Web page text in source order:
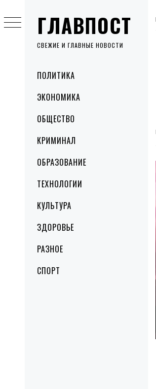
ГЛАВПОСТ
СВЕЖИЕ И ГЛАВНЫЕ НОВОСТИ
MenuПОЛИТИКА
ЭКОНОМИКА
ОБЩЕСТВО
КРИМИНАЛ
ОБРАЗОВАНИЕ
ТЕХНОЛОГИИ
КУЛЬТУРА
ЗДОРОВЬЕ
РАЗНОЕ
СПОРТ
to
content